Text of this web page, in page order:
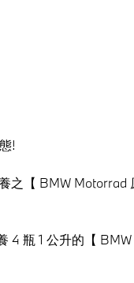
!
之【 BMW Motorrad
4 瓶 1 公升的【 BMW